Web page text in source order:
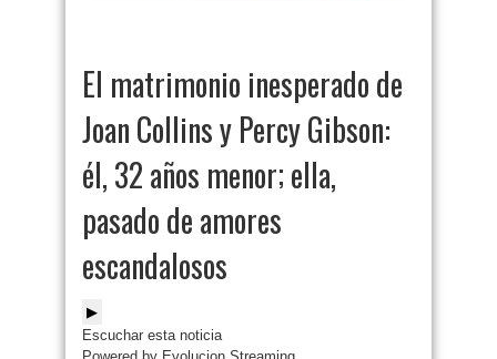
El matrimonio inesperado de
Joan Collins y Percy Gibson:
él, 32 años menor; ella,
pasado de amores
escandalosos
▶
Escuchar esta noticia